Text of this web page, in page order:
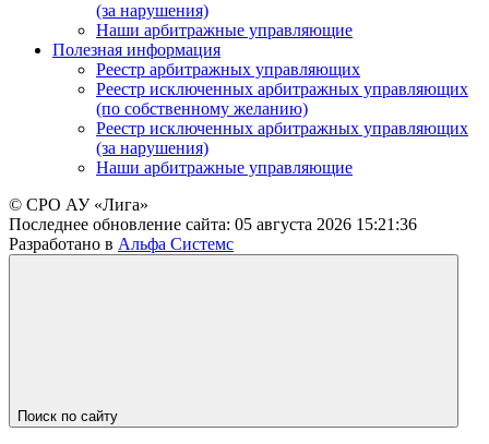
(за нарушения)
Наши арбитражные управляющие
Полезная информация
Реестр арбитражных управляющих
Реестр исключенных арбитражных управляющих
(по собственному желанию)
Реестр исключенных арбитражных управляющих
(за нарушения)
Наши арбитражные управляющие
© СРО АУ «Лига»
Последнее обновление сайта: 05 августа 2026 15:21:36
Разработано в Альфа Системс
Поиск по сайту